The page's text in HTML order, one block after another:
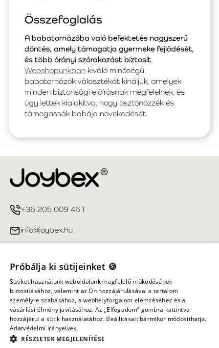
Összefoglalás
A babatornázóba való befektetés nagyszerű
döntés, amely támogatja gyermeke fejlődését,
és több órányi szórakozást biztosít.
Webshopunkban kiváló minőségű
babatornázók választékát kínáljuk, amelyek
minden biztonsági előírásnak megfelelnek, és
úgy lettek kialakítva, hogy ösztönözzék és
támogassák babája növekedését.
+36 205 009 461
info@joybex.hu
Fiókom
Információ
Minden jog fenntartva ©
Próbálja ki sütijeinket 🍪
Sütiket használunk weboldalunk megfelelő működésének
biztosításához, valamint az Ön hozzájárulásával a tartalom
személyre szabásához, a webhelyforgalom elemzéséhez és a
vásárlási élmény javításához. Az „Elfogadom” gombra kattintva
hozzájárul a sütik használatához. Beállításait bármikor módosíthatja.
Adatvédelmi irányelvek
RÉSZLETEK MEGJELENÍTÉSE